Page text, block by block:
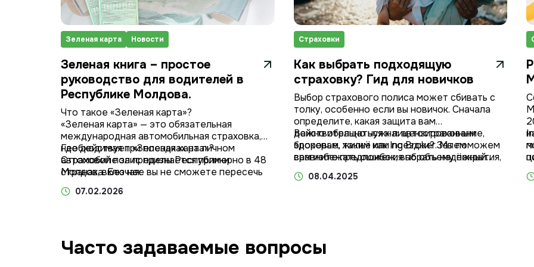
Зеленая карта Новости
Зеленая книга – простое
руководство для водителей в
Республике Молдова.
Что такое «Зеленая карта»?
«Зеленая карта» — это обязательная
международная автомобильная страховка,
необходимая при поездках на личном
автомобиле за пределы Республики
Молдова. Без нее вы не сможете пересечь
границу на своем автомобиле! Это аналог
молдавского РСА (Регионального
дорожного движения в случае дорожно-
транспортного происшествия.
Где действует «Зеленая карта»?
Страховой полис признается примерно в 48
странах, включая:
07.02.2026
Страховки
Как выбрать подходящую
страховку? Гид для новичков
Выбор страхового полиса может сбивать с
толку, особенно если вы новичок. Сначала
определите, какая защита вам
действительно нужна: автострахование,
здоровье, жильё или поездки? Затем
сравните предложения по объему покрытия,
стоимости и условиям договора.
Важно обращаться к лицензированным
брокерам, таким как Ing Broker. Мы поможем
вам избежать ошибок, выбрать надёжный
полис и получить полную защиту. Лучше
иметь качественное и прозрачное
08.04.2025
Часто задаваемые вопросы